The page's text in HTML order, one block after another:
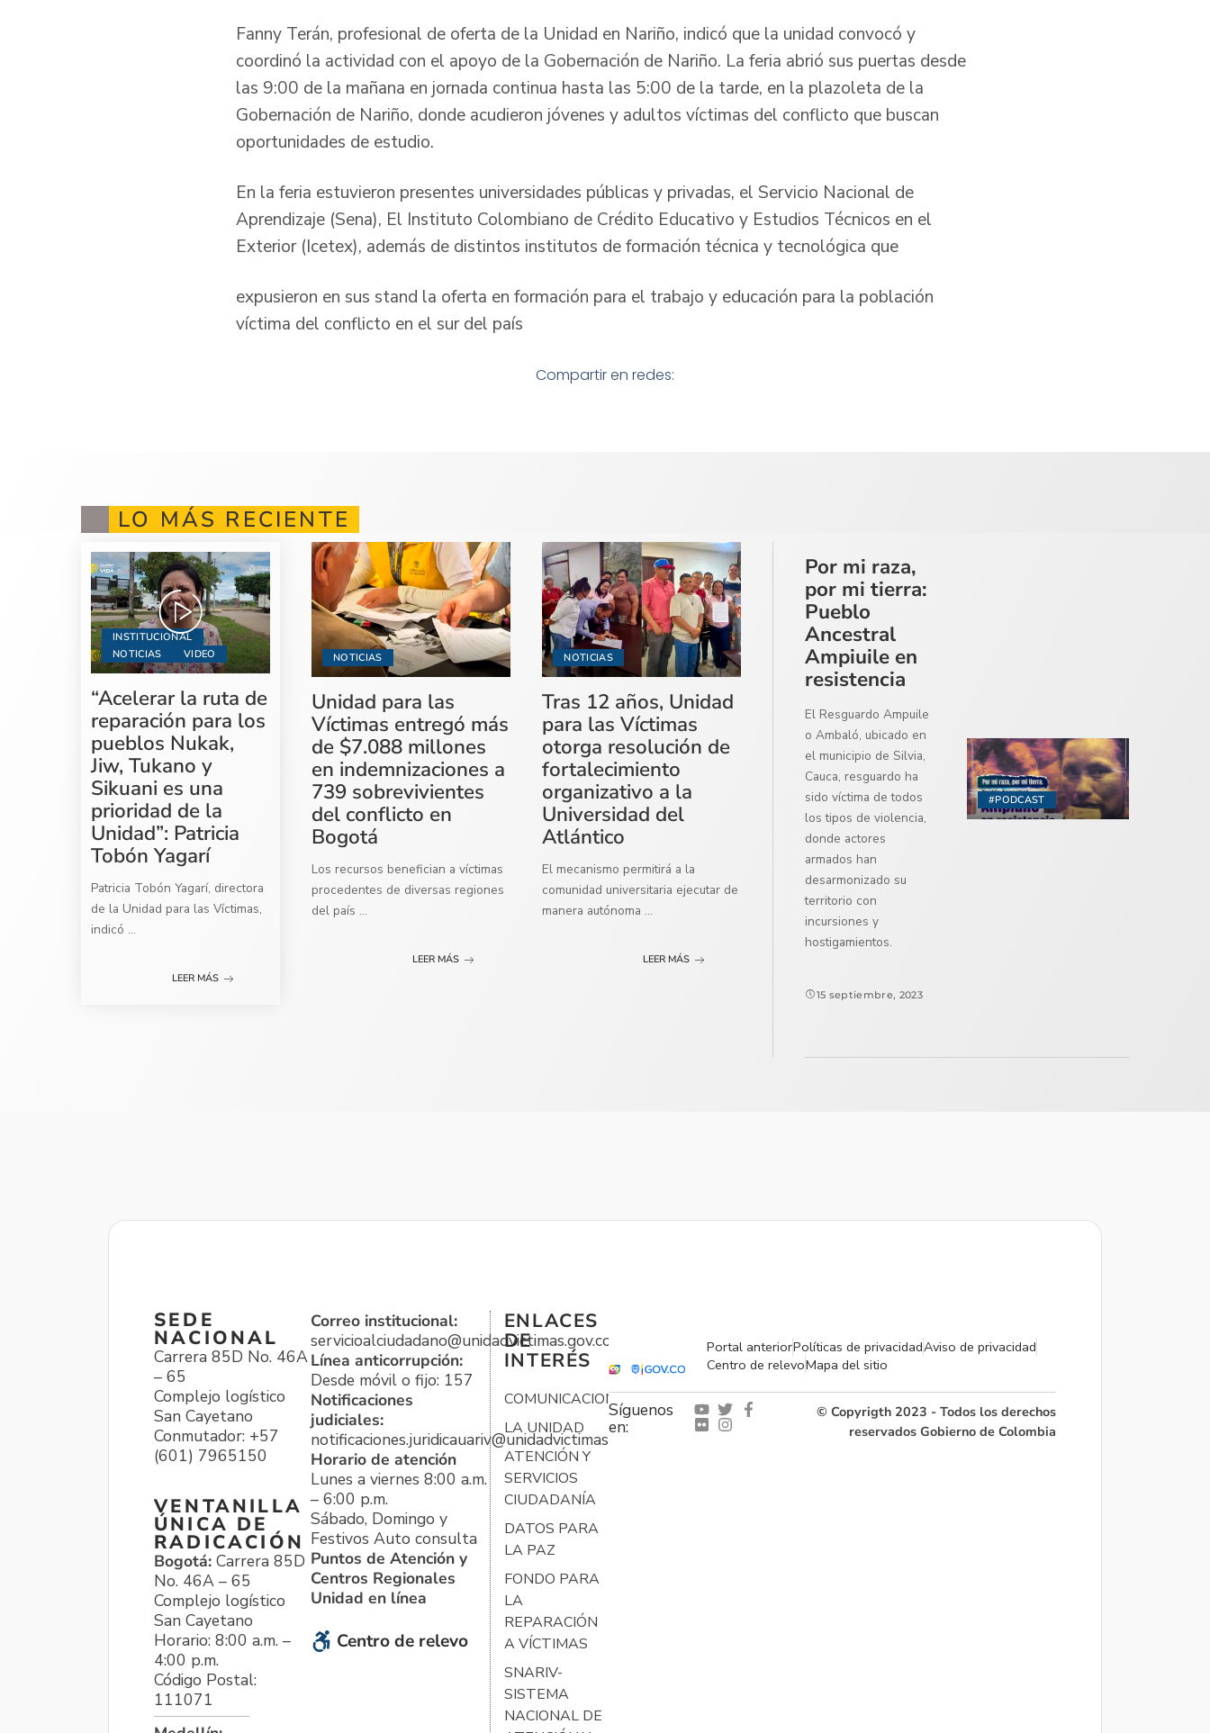
Fanny Terán, profesional de oferta de la Unidad en Nariño, indicó que la unidad convocó y
coordinó la actividad con el apoyo de la Gobernación de Nariño. La feria abrió sus puertas desde
las 9:00 de la mañana en jornada continua hasta las 5:00 de la tarde, en la plazoleta de la
Gobernación de Nariño, donde acudieron jóvenes y adultos víctimas del conflicto que buscan
oportunidades de estudio.
En la feria estuvieron presentes universidades públicas y privadas, el Servicio Nacional de
Aprendizaje (Sena), El Instituto Colombiano de Crédito Educativo y Estudios Técnicos en el
Exterior (Icetex), además de distintos institutos de formación técnica y tecnológica que
expusieron en sus stand la oferta en formación para el trabajo y educación para la población
víctima del conflicto en el sur del país
Compartir en redes:
LO MÁS RECIENTE
INSTITUCIONAL
NOTICIAS
VIDEO
“Acelerar la ruta de
reparación para los
pueblos Nukak,
Jiw, Tukano y
Sikuani es una
prioridad de la
Unidad”: Patricia
Tobón Yagarí
Patricia Tobón Yagarí, directora
de la Unidad para las Víctimas,
indicó ...
LEER MÁS
NOTICIAS
Unidad para las
Víctimas entregó más
de $7.088 millones
en indemnizaciones a
739 sobrevivientes
del conflicto en
Bogotá
Los recursos benefician a víctimas
procedentes de diversas regiones
del país ...
LEER MÁS
NOTICIAS
Tras 12 años, Unidad
para las Víctimas
otorga resolución de
fortalecimiento
organizativo a la
Universidad del
Atlántico
El mecanismo permitirá a la
comunidad universitaria ejecutar de
manera autónoma ...
LEER MÁS
#PODCAST
Por mi raza,
por mi tierra:
Pueblo
Ancestral
Ampiuile en
resistencia
El Resguardo Ampuile
o Ambaló, ubicado en
el municipio de Silvia,
Cauca, resguardo ha
sido víctima de todos
los tipos de violencia,
donde actores
armados han
desarmonizado su
territorio con
incursiones y
hostigamientos.
15 septiembre, 2023
SEDE
NACIONAL
Carrera 85D No. 46A
– 65
Complejo logístico
San Cayetano
Conmutador: +57
(601) 7965150
VENTANILLA
ÚNICA DE
RADICACIÓN
Bogotá: Carrera 85D
No. 46A – 65
Complejo logístico
San Cayetano
Horario: 8:00 a.m. –
4:00 p.m.
Código Postal:
111071
Correo institucional:
servicioalciudadano@unidadvictimas.gov.co
Línea anticorrupción:
Desde móvil o fijo: 157
Notificaciones
judiciales:
notificaciones.juridicauariv@unidadvictimas.gov.co
Horario de atención
Lunes a viernes 8:00 a.m.
– 6:00 p.m.
Sábado, Domingo y
Festivos Auto consulta
Puntos de Atención y
Centros Regionales
Unidad en línea
Centro de relevo
ENLACES
DE
INTERÉS
COMUNICACIONES
LA UNIDAD
ATENCIÓN Y
SERVICIOS
CIUDADANÍA
DATOS PARA
LA PAZ
FONDO PARA
LA
REPARACIÓN
A VÍCTIMAS
SNARIV-
SISTEMA
NACIONAL DE
Portal anteriorPolíticas de privacidadAviso de privacidad
Centro de relevoMapa del sitio
Síguenos
en:
© Copyrigth 2023 - Todos los derechos
reservados Gobierno de Colombia